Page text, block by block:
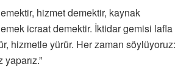
hizmet demektir, kaynak
icraat demektir. İktidar gemisi lafla
hizmetle yürür. Her zaman söylüyoruz: